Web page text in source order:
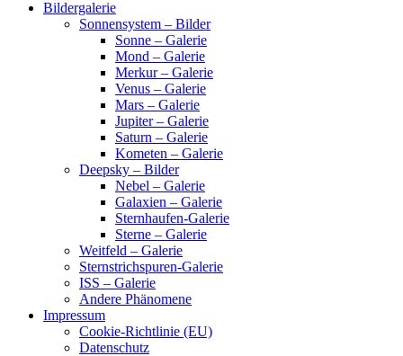
Bildergalerie
Sonnensystem – Bilder
Sonne – Galerie
Mond – Galerie
Merkur – Galerie
Venus – Galerie
Mars – Galerie
Jupiter – Galerie
Saturn – Galerie
Kometen – Galerie
Deepsky – Bilder
Nebel – Galerie
Galaxien – Galerie
Sternhaufen-Galerie
Sterne – Galerie
Weitfeld – Galerie
Sternstrichspuren-Galerie
ISS – Galerie
Andere Phänomene
Impressum
Cookie-Richtlinie (EU)
Datenschutz